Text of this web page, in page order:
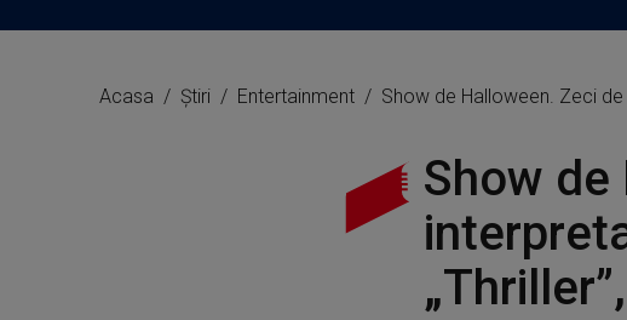
Acasa Știri Entertainment Show de Halloween. Zeci
Show de